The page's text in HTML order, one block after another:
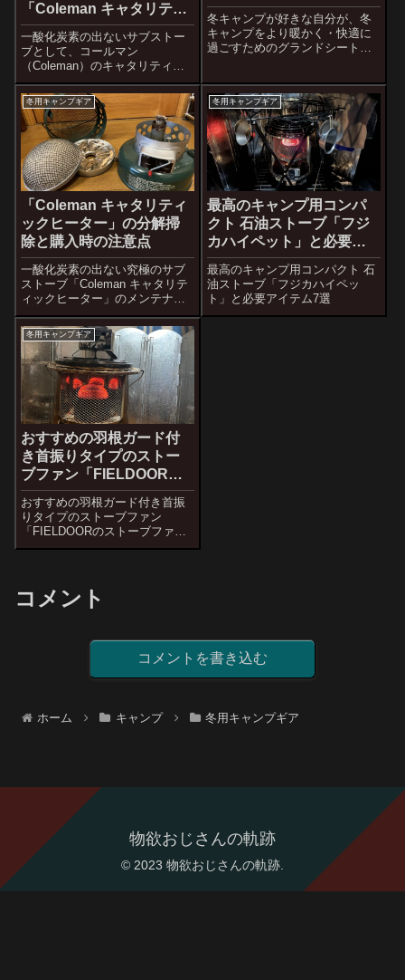
「Coleman キャタリティ
ックヒーター」
一酸化炭素の出ないサブストー
ブとして、コールマン
（Coleman）のキャタリティッ
クヒーター(catalytic heater)の点
火方法・携行缶・ケースなどを
ご紹介しています。
冬キャンプが好きな自分が、冬
キャンプをより暖かく・快適に
過ごすためのグランドシートや
原因と対策についても書いてい
ます。
冬用キャンプギア
「Coleman キャタリティ
ックヒーター」の分解掃
除と購入時の注意点
一酸化炭素の出ない究極のサブ
ストーブ「Coleman キャタリテ
ィックヒーター」のメンテナン
ス（分解掃除）について書いた
記事です。
冬用キャンプギア
最高のキャンプ用コンパ
クト 石油ストーブ「フジ
カハイペット」と必要ア
イテム7選
最高のキャンプ用コンパクト 石
油ストーブ「フジカハイペッ
ト」と必要アイテム7選
冬用キャンプギア
おすすめの羽根ガード付
き首振りタイプのストー
ブファン「FIELDOORの
ストーブファン」
おすすめの羽根ガード付き首振
りタイプのストーブファン
「FIELDOORのストーブファ
ン」のレビューとストーブファ
います。
コメント
コメントを書き込む
ホーム キャンプ 冬用キャンプギア
物欲おじさんの軌跡
© 2023 物欲おじさんの軌跡.